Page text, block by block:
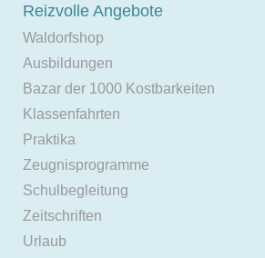
Reizvolle Angebote
Waldorfshop
Ausbildungen
Bazar der 1000 Kostbarkeiten
Klassenfahrten
Praktika
Zeugnisprogramme
Schulbegleitung
Zeitschriften
Urlaub